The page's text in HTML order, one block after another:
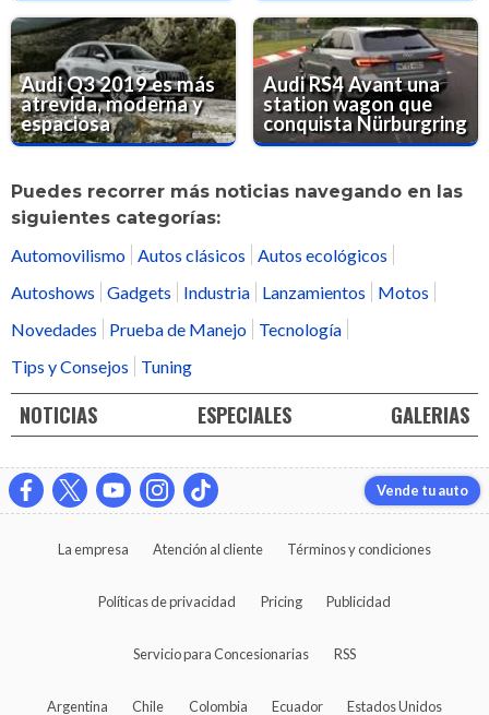
Audi Q3 2019 es más
atrevida, moderna y
espaciosa
Audi RS4 Avant una
station wagon que
conquista Nürburgring
Puedes recorrer más noticias navegando en las
siguientes categorías:
Automovilismo
Autos clásicos
Autos ecológicos
Autoshows
Gadgets Industria Lanzamientos
Motos
Novedades
Prueba de Manejo
Tecnología
Tips y Consejos
Tuning
NOTICIAS ESPECIALES GALERIAS
Vende tu auto
La empresa Atención al cliente Términos y condiciones
Políticas de privacidad Pricing Publicidad
Servicio para Concesionarias RSS
Argentina Chile Colombia Ecuador Estados Unidos